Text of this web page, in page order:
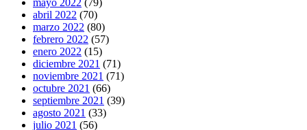
abril 2022 (70)
marzo 2022 (80)
febrero 2022 (57)
enero 2022 (15)
diciembre 2021 (71)
noviembre 2021 (71)
octubre 2021 (66)
septiembre 2021 (39)
agosto 2021 (33)
julio 2021 (56)